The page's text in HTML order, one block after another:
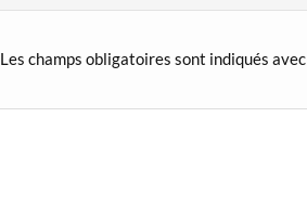
Les champs obligatoires sont indiqués avec